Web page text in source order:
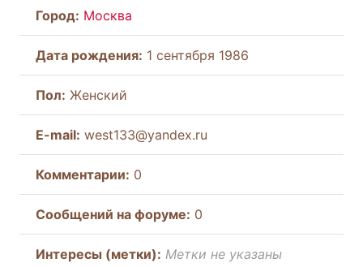
Город: Москва
Дата рождения: 1 сентября 1986
Пол: Женский
E-mail: west133@yandex.ru
Комментарии: 0
Cообщений на форуме: 0
Интересы (метки): Метки не указаны